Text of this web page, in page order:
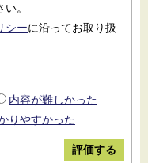
。
シーに沿ってお取り扱
内容が難しかった
りやすかった